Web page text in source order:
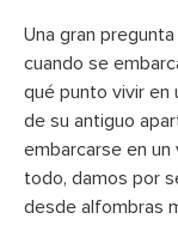
Una gran
cuando se
qué punto vivir en
de su antiguo
embarcarse en un
todo, damos por
desde alfombras